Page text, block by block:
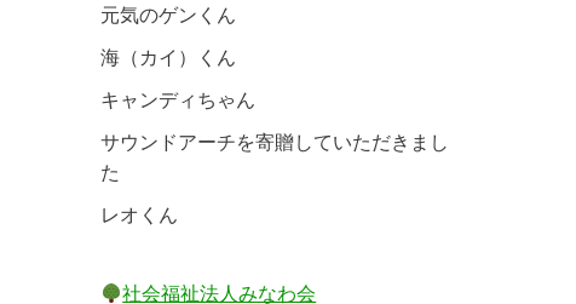
元気のゲンくん
海（カイ）くん
キャンディちゃん
サウンドアーチを寄贈していただきまし
た
レオくん
社会福祉法人みなわ会